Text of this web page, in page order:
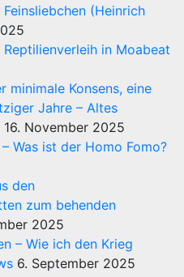
(Heinrich
Reptilienverleih in Moabeat
minimale Konsens, eine
Jahre – Altes
16. November 2025
Was ist der Homo Fomo?
den
zum behenden
2025
– Wie ich den Krieg
6. September 2025